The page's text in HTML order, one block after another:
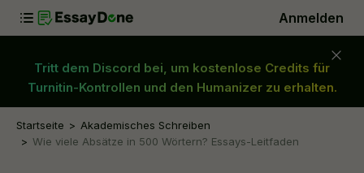
Anmelden
Tritt dem Discord bei, um kostenlose Credits für
Turnitin-Kontrollen und den Humanizer zu erhalten.
Startseite
Akademisches Schreiben
Wie viele Absätze in 500 Wörtern? Essays-Leitfaden